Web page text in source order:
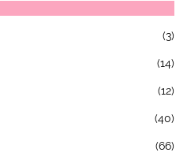
(3)
(14)
(12)
(40)
(66)